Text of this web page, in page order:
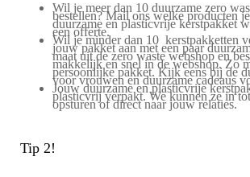
Wil je meer dan 10 duurzame zero
bestellen? Mail ons welke producten
duurzame en plasticvrije kerstpakket
een offerte.
Wil je minder dan 10 kerstpakketten
jouw pakket aan met een paar
maat uit de zero waste webshop en
makkelijk en snel in de webshop. Zo
persoonlijke pakket. Kijk eens bij de
voor vrouwenenduurzame cadeaus
Jouw duurzame en plasticvrije
plasticvrij verpakt. We kunnen ze in
opsturen of direct naar jouw relaties.
Tip 2!